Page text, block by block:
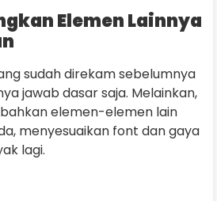
Elemen Lainnya
sudah direkam sebelumnya
jawab dasar saja. Melainkan,
elemen-elemen lain
menyesuaikan font dan gaya
lagi.